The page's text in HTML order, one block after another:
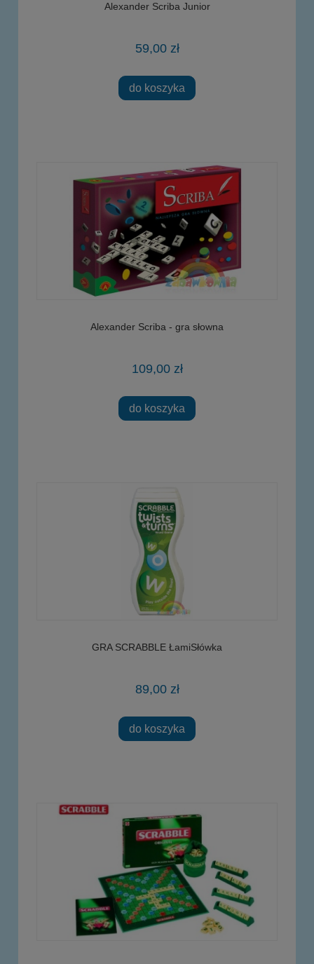
Alexander Scriba Junior
59,00 zł
do koszyka
Alexander Scriba - gra słowna
109,00 zł
do koszyka
GRA SCRABBLE ŁamiSłówka
89,00 zł
do koszyka